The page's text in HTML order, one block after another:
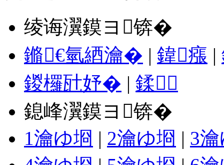
绫诲瀷鏌ヨ锛�
鏅€氫綇瀹� | 鍏瘬 |
鍐欏瓧妤� | 鍒
鎴峰瀷鏌ヨ锛�
1瀹ゆ埛 | 2瀹ゆ埛 | 3